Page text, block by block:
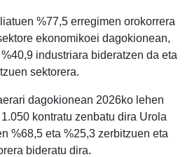
%77,5 erregimen orokorrera
ekonomikoei dagokionean,
industriara bideratzen da eta
sektorera.
dagokionean 2026ko lehen
kontratu zenbatu dira Urola
%68,5 eta %25,3 zerbitzuen eta
bideratu dira.